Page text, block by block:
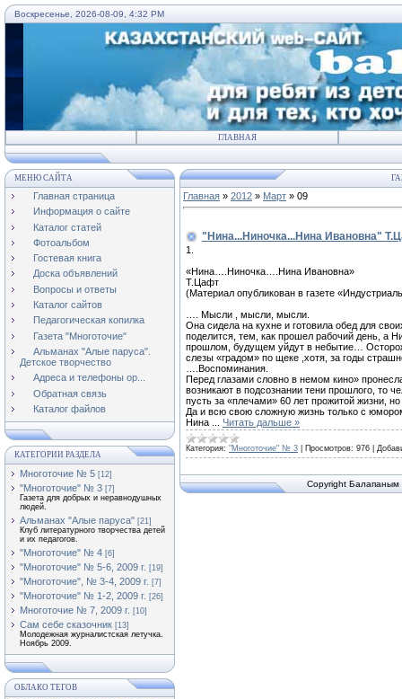
Воскресенье, 2026-08-09, 4:32 PM
ГЛАВНАЯ
МЕНЮ САЙТА
Главная страница
Информация о сайте
Каталог статей
Фотоальбом
Гостевая книга
Доска объявлений
Вопросы и ответы
Каталог сайтов
Педагогическая копилка
Газета "Многоточие"
Альманах "Алые паруса".
Детское творчество
Адреса и телефоны ор...
Обратная связь
Каталог файлов
КАТЕГОРИИ РАЗДЕЛА
Многоточие № 5 [12]
"Многоточие" № 3 [7]
Газета для добрых и неравнодушных
людей.
Альманах "Алые паруса" [21]
Клуб литературного творчества детей
и их педагогов.
"Многоточие" № 4 [6]
"Многоточие" № 5-6, 2009 г. [19]
"Многоточие", № 3-4, 2009 г. [7]
"Многоточие" № 1-2, 2009 г. [26]
Многоточие № 7, 2009 г. [10]
Сам себе сказочник [13]
Молодежная журналистская летучка.
Ноябрь 2009.
ОБЛАКО ТЕГОВ
Главная » 2012 » Март » 09
"Нина...Ниночка...Нина Ивановна"
1.
«Нина….Ниночка….Нина Ивановна»
Т.Цафт
(Материал опубликован в газете
…. Мысли , мысли, мысли.
Она сидела на кухне и готовила обед для
поделится, тем, как прошел рабочий день, а
прошлом, будущем уйдут в небытие…
слезы «градом» по щеке ,хотя, за годы
….Воспоминания.
Перед глазами словно в немом кино»
возникают в подсознании тени прошлого, то
пусть за «плечами» 60 лет прожитой жизни,
Да и всю свою сложную жизнь только с
Нина
Читать дальше »
Категория: "Многоточие" № 3 Просмотров: 976
Copyright Балапаным